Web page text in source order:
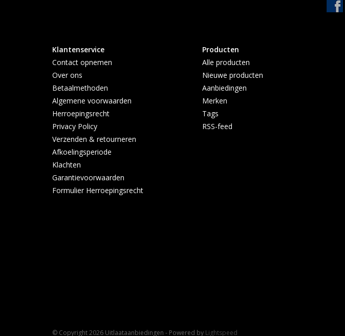
Klantenservice
Contact opnemen
Over ons
Betaalmethoden
Algemene voorwaarden
Herroepingsrecht
Privacy Policy
Verzenden & retourneren
Afkoelingsperiode
Klachten
Garantievoorwaarden
Formulier Herroepingsrecht
Producten
Alle producten
Nieuwe producten
Aanbiedingen
Merken
Tags
RSS-feed
© Copyright 2026 Uitlaataanbiedingen - Powered by Lightspeed